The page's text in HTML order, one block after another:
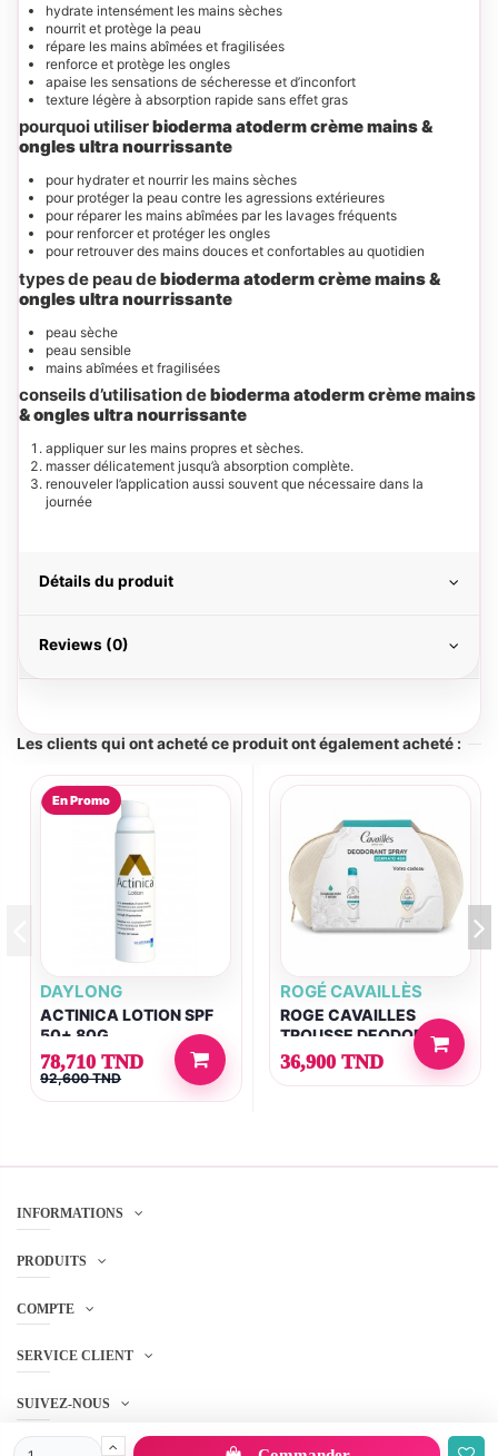
hydrate intensément les mains sèches
nourrit et protège la peau
répare les mains abîmées et fragilisées
renforce et protège les ongles
apaise les sensations de sécheresse et d’inconfort
texture légère à absorption rapide sans effet gras
pourquoi utiliserbioderma atoderm crème mains &
ongles ultra nourrissante
pour hydrater et nourrir les mains sèches
pour protéger la peau contre les agressions extérieures
pour réparer les mains abîmées par les lavages fréquents
pour renforcer et protéger les ongles
pour retrouver des mains douces et confortables au quotidien
types de peau debioderma atoderm crème mains &
ongles ultra nourrissante
peau sèche
peau sensible
mains abîmées et fragilisées
conseils d’utilisation debioderma atoderm crème mains
& ongles ultra nourrissante
appliquer sur les mains propres et sèches.
masser délicatement jusqu’à absorption complète.
renouveler l’application aussi souvent que nécessaire dans la
journée
Détails du produit
Reviews (0)
Les clients qui ont acheté ce produit ont également acheté :
En Promo
DAYLONG
ACTINICA LOTION SPF
50+ 80G
78,710 TND
92,600 TND
ROGÉ CAVAILLÈS
ROGE CAVAILLES
TROUSSE DEODORANT
SPRAY DERMATO
48H+ANTI-BACTERIEN
36,900 TND
INFORMATIONS
PRODUITS
COMPTE
SERVICE CLIENT
SUIVEZ-NOUS